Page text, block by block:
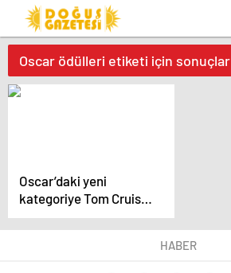
Oscar ödülleri etiketi için sonuçlar
Oscar’daki yeni
kategoriye Tom Cruise
hayranlarından talep:
Adı ‘Tom Cruise Ödülü’
HABER